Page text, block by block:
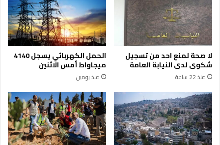
ة
أ
ع
م
ا
ل
ا
ف
ن
ي
ة
ت
ج
س
ي
ة
م
ن
ف
ت
ح
ة
ع
ل
ى
ج
م
ي
لا صحة لمنع احد من تسجيل
شكوى لدى النيابة العامة
منذ 22 ساعة
الحمل الكهربائي يسجل 4140
ميجاواط أمس الاثنين
منذ يومين